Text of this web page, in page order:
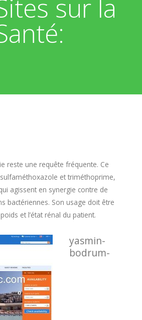
C
H
I
J
K
L
M
sur la
reste une requête fréquente. Ce
et triméthoprime,
agissent en synergie contre de
bactériennes. Son usage doit être
et l’état rénal du patient.
yasmin-
bodrum-